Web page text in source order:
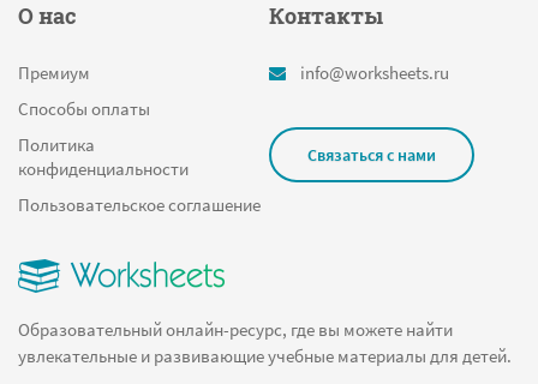
Образовательный онлайн-ресурс, где вы можете найти
увлекательные и развивающие учебные материалы для детей.
О нас
Премиум
Способы оплаты
Политика
конфиденциальности
Пользовательское соглашение
Контакты
info@worksheets.ru
Связаться с нами